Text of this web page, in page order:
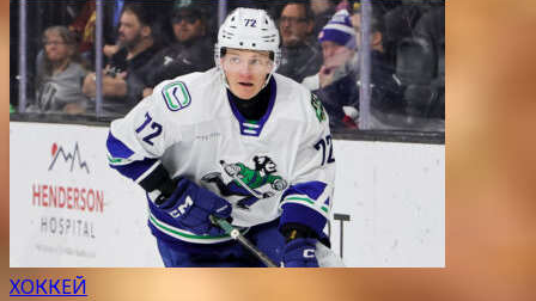
ХОККЕЙ